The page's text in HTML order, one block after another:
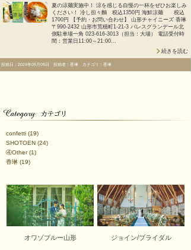
夏の涼麺実施中！ 涼を感じる自慢の一杯をぜひお楽しみ
ください！ 冷し担々麵 税込1350円 海鮮涼麺 税込
1700円 【予約・お問い合わせ】 山形チャイニーズ 香琳
〒990-2432 山形市荒楯町1-21-3 パレスグランデール北
側駐車場一角 023-616-3013（担当：大場） 電話受付時
間：営業日11:00～21:00...
続きを読む
投稿日：2024年05月09日 投稿者：香琳 カテゴリ：香琳
confetti (19)
SHOTOEN (24)
④Other(1)
香琳 (19)
オワゾブルー山形 ジョイン/ブライダル